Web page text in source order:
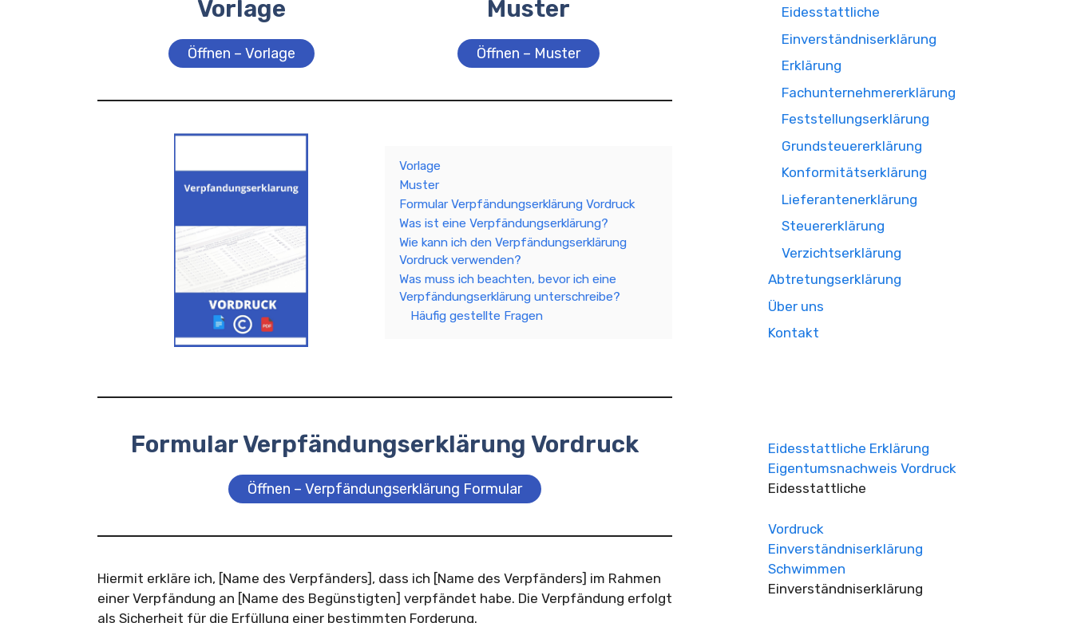
Vorlage
Öffnen – Vorlage
Muster
Öffnen – Muster
Vorlage
Muster
Formular Verpfändungserklärung Vordruck
Was ist eine Verpfändungserklärung?
Wie kann ich den Verpfändungserklärung
Vordruck verwenden?
Was muss ich beachten, bevor ich eine
Verpfändungserklärung unterschreibe?
Häufig gestellte Fragen
Formular Verpfändungserklärung Vordruck
Öffnen – Verpfändungserklärung Formular
Hiermit erkläre ich, [Name des Verpfänders], dass ich [Name des Verpfänders] im Rahmen
einer Verpfändung an [Name des Begünstigten] verpfändet habe. Die Verpfändung erfolgt
als Sicherheit für die Erfüllung einer bestimmten Forderung.
Eidesstattliche
Einverständniserklärung
Erklärung
Fachunternehmererklärung
Feststellungserklärung
Grundsteuererklärung
Konformitätserklärung
Lieferantenerklärung
Steuererklärung
Verzichtserklärung
Abtretungserklärung
Über uns
Kontakt
Eidesstattliche Erklärung
Eigentumsnachweis Vordruck
Eidesstattliche
Vordruck
Einverständniserklärung
Schwimmen
Einverständniserklärung